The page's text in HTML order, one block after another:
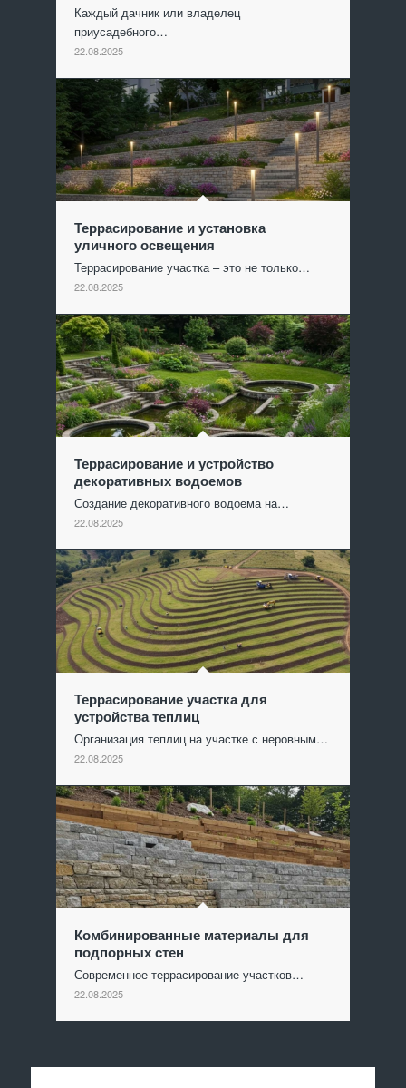
Каждый дачник или владелец
приусадебного…
22.08.2025
Террасирование и установка
уличного освещения
Террасирование участка – это не только…
22.08.2025
Террасирование и устройство
декоративных водоемов
Создание декоративного водоема на…
22.08.2025
Террасирование участка для
устройства теплиц
Организация теплиц на участке с неровным…
22.08.2025
Комбинированные материалы для
подпорных стен
Современное террасирование участков…
22.08.2025